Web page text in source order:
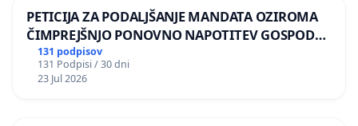
PETICIJA ZA PODALJŠANJE MANDATA OZIROMA
ČIMPREJŠNJO PONOVNO NAPOTITEV GOSPODA
BERNARDA ŠRAJNERJA NA VELEPOSLANIŠTVO
REPUBLIKE SLOVENIJE V MOSKVI
131 podpisov
131 Podpisi / 30 dni
23 Jul 2026